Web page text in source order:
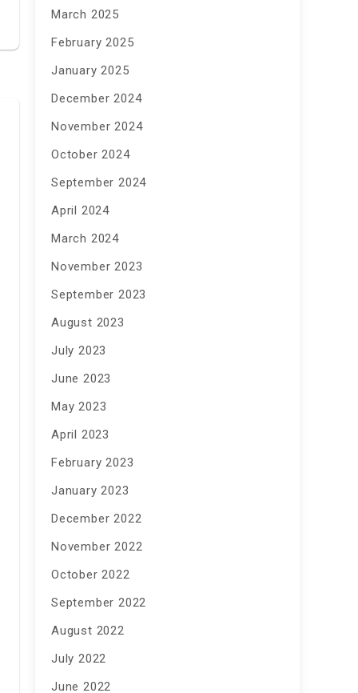
March 2025
February 2025
January 2025
December 2024
November 2024
October 2024
September 2024
April 2024
March 2024
November 2023
September 2023
August 2023
July 2023
June 2023
May 2023
April 2023
February 2023
January 2023
December 2022
November 2022
October 2022
September 2022
August 2022
July 2022
June 2022